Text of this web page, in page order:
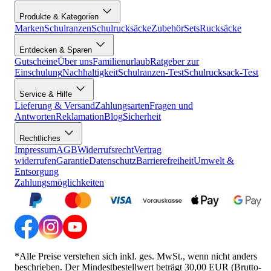
Produkte & Kategorien
MarkenSchulranzenSchulrucksäckeZubehörSetsRucksäcke
Entdecken & Sparen
GutscheineÜber unsFamilienurlaubRatgeber zur
EinschulungNachhaltigkeitSchulranzen-TestSchulrucksack-Test
Service & Hilfe
Lieferung & VersandZahlungsartenFragen und
AntwortenReklamationBlogSicherheit
Rechtliches
ImpressumAGBWiderrufsrechtVertrag
widerrufenGarantieDatenschutzBarrierefreiheitUmwelt &
Entsorgung
Zahlungsmöglichkeiten
*Alle Preise verstehen sich inkl. ges. MwSt., wenn nicht anders
beschrieben. Der Mindestbestellwert beträgt 30,00 EUR (Brutto-